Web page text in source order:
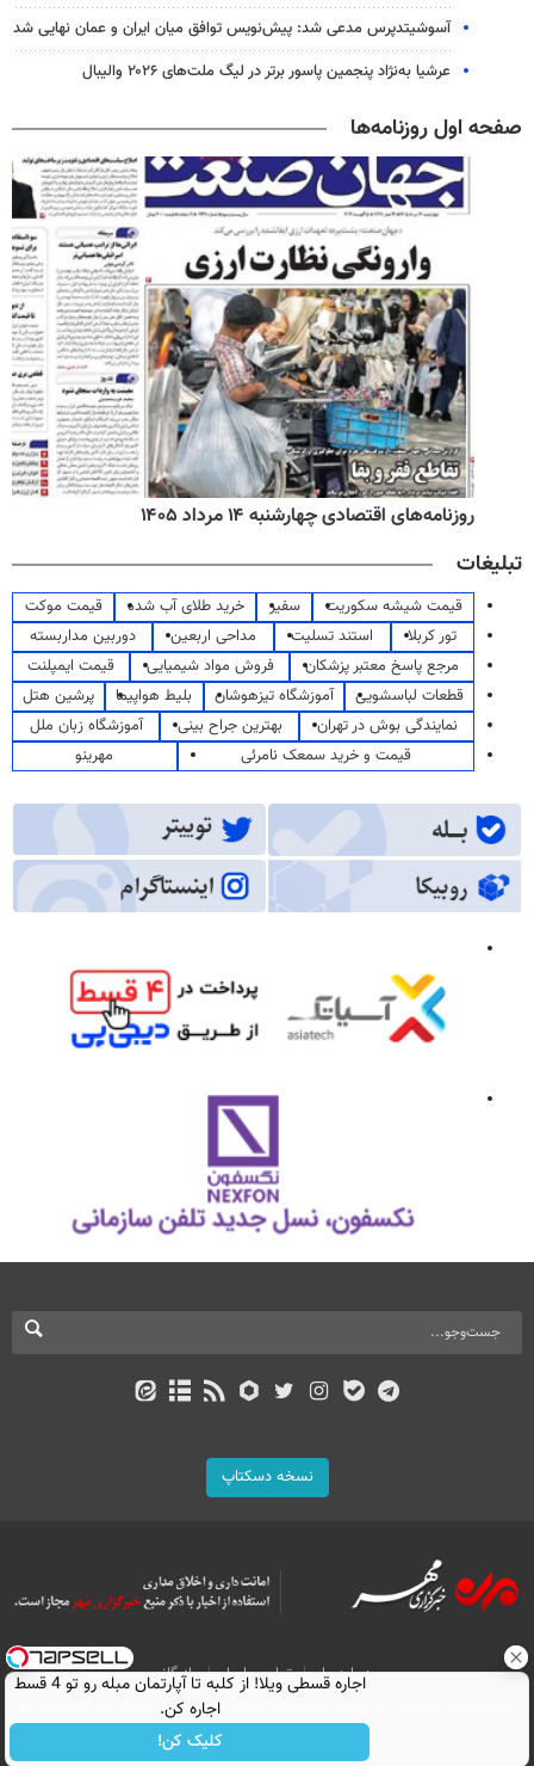
آسوشیتدپرس مدعی شد: پیش‌نویس توافق میان ایران و عمان نهایی شد
عرشیا به‌نژاد پنجمین پاسور برتر در لیگ ملت‌های ۲۰۲۶ والیبال
صفحه اول روزنامه‌ها
روزنامه‌های اقتصادی چهارشنبه ۱۴ مرداد ۱۴۰۵
تبلیغات
قیمت شیشه سکوریت سفیر خرید طلای آب شده
قیمت موکت
تور کربلا
استند تسلیت مداحی اربعین
دوربین مداربسته
مرجع پاسخ معتبر پزشکان
فروش مواد شیمیایی
قیمت ایمپلنت
قطعات لباسشویی
آموزشگاه تیزهوشان بلیط هواپیما
پرشین هتل
نمایندگی بوش در تهران
بهترین جراح بینی
آموزشگاه زبان ملل
قیمت و خرید سمعک نامرئی
مهرینو
نسخه دسکتاپ
درباره ما تماس با ما
بازرگانی
All Content by Mehr News Agency is licensed under a Creative Commons
Attribution 4.0 International License.
اجاره‌ قسطی ویلا! از کلبه تا آپارتمان مبله رو تو 4 قسط
اجاره کن.
کلیک کن!